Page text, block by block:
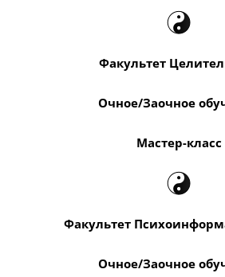
Факультет
Очное/Заочное
Мастер-класс
Факультет
Очное/Заочное